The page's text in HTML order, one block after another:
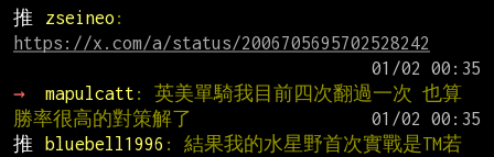
推
zseineo
https://x.com/a/status/2006705695702528242
→
mapulcatt : 英美單騎我目前四次翻過一次 也算
勝率很高的對策解了
推
bluebell1996 : 結果我的水星野首次實戰是TM若